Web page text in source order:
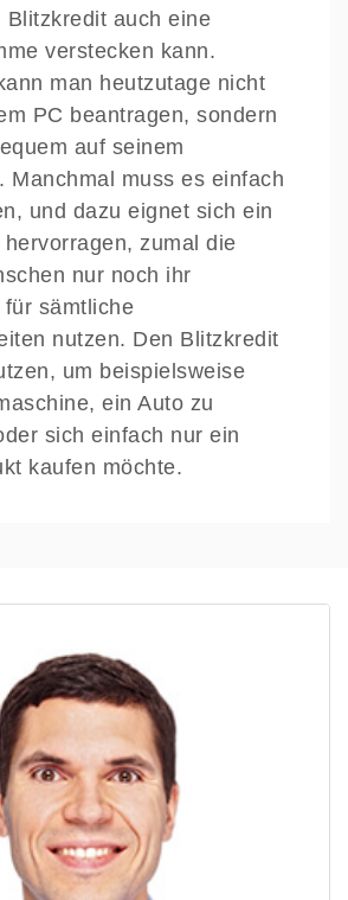
Blitzkredit auch eine
verstecken kann.
man heutzutage nicht
PC beantragen, sondern
auf seinem
Manchmal muss es einfach
und dazu eignet sich ein
zumal die
nur noch ihr
sämtliche
nutzen. Den Blitzkredit
um beispielsweise
ein Auto zu
sich einfach nur ein
kaufen möchte.